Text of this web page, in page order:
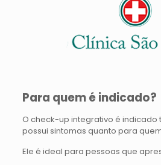
Para quem é indicado?
O check-up integrativo é indicado
possui sintomas quanto para
Ele é ideal para pessoas que